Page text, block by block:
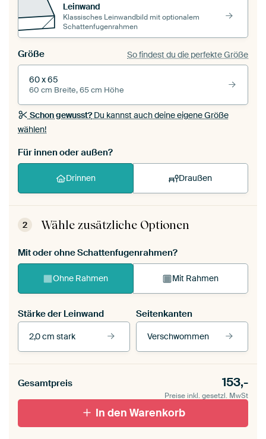
Leinwand
Klassisches Leinwandbild mit optionalem
Schattenfugenrahmen
Größe So findest du die perfekte Größe
60 x 65
60 cm Breite, 65 cm Höhe
Schon gewusst?Du kannst auch deine eigene Größe
wählen!
Für innen oder außen?
Drinnen Draußen
2 Wähle zusätzliche Optionen
Mit oder ohne Schattenfugenrahmen?
Ohne Rahmen Mit Rahmen
Stärke der Leinwand
2,0 cm stark
Seitenkanten
Verschwommen
Mit Schattenfugenrahmen,
schwarz
Mit Schattenfugenrahmen,
weiß
Leinwand für
Seitenkanten
Gesamtpreis 153,-
Preise inkl. gesetzl. MwSt
In den Warenkorb